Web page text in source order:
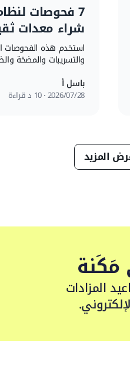
7 فحوصات
شراء معدات
الخليج
استخدم هذه الفحوصات
والتسريبات والمضخة
باسل أ
28‏/07‏/2026
المزيد
مَكَنة
المزادات